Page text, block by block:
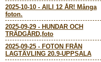
2025-10-10 - AILI 12 ÅR! Många
foton.
2025-09-29 - HUNDAR OCH
TRÄDGÅRD,foto
2025-09-25 - FOTON FRÅN
LAGTÄVLING 20.9-UPPSALA